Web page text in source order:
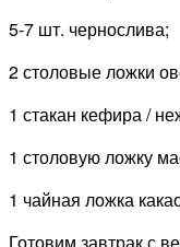
5-7 шт. чернослива;
2 столовые ложки
1 стакан кефира /
1 столовую ложку
1 чайная ложка
Готовим завтрак с